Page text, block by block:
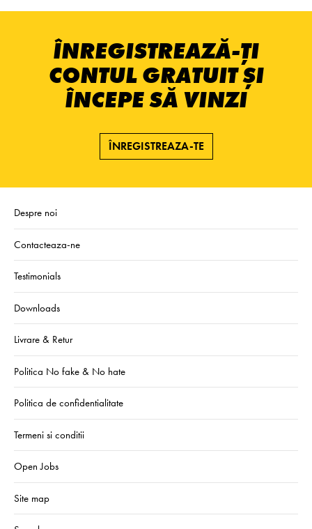
ÎNREGISTREAZĂ-ȚI
CONTUL GRATUIT ȘI
ÎNCEPE SĂ VINZI
ÎNREGISTREAZA-TE
Despre noi
Contacteaza-ne
Testimonials
Downloads
Livrare & Retur
Politica No fake & No hate
Politica de confidentialitate
Termeni si conditii
Open Jobs
Site map